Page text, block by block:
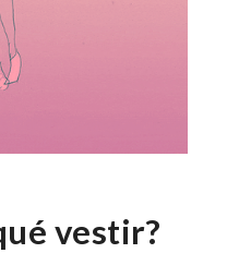
vestir?